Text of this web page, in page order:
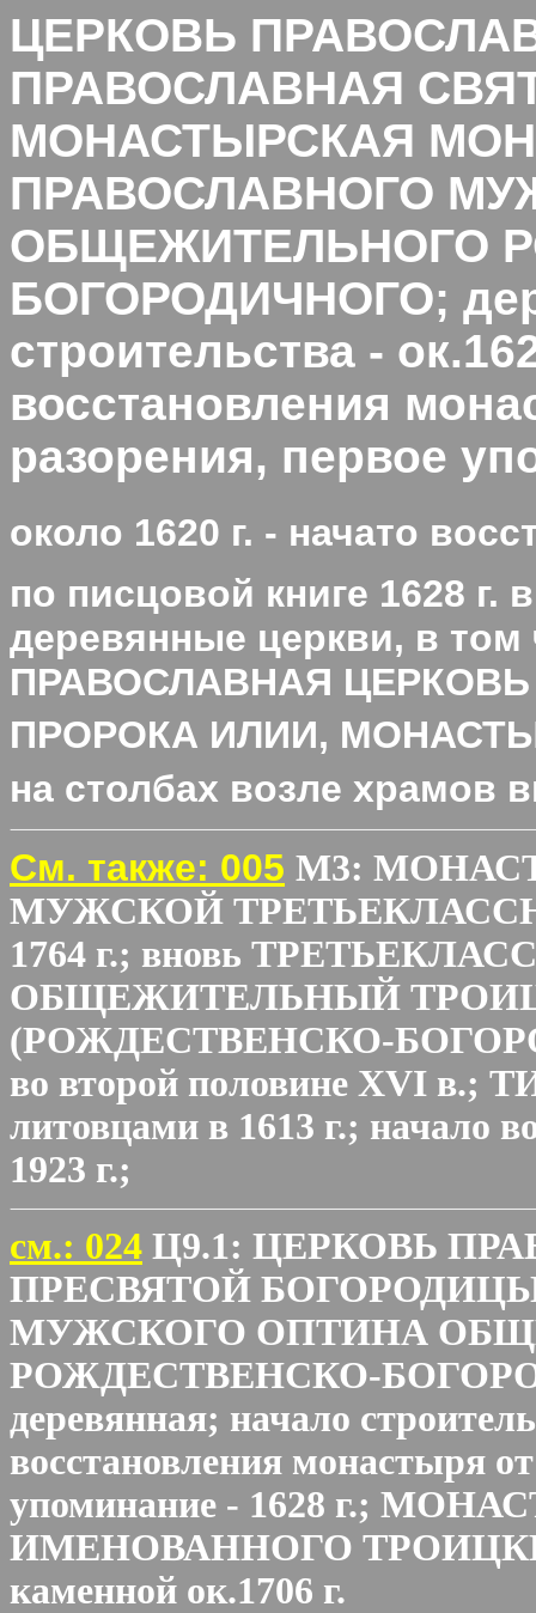
ЦЕРКОВЬ
ПРАВОСЛАВНАЯ
МОНАСТЫРСКАЯ
ПРАВОСЛАВНОГО
ОБЩЕЖИТЕЛЬНОГО
БОГОРОДИЧНОГО;
строительства -
восстановления
разорения, первое
около 1620 г. - начато
по писцовой книге 1628
деревянные церкви, в
ПРАВОСЛАВНАЯ
ПРОРОКА ИЛИИ,
на столбах возле храмов
См. также: 005 М3:
МУЖСКОЙ
1764 г.; вновь
ОБЩЕЖИТЕЛЬНЫЙ
(РОЖДЕСТВЕНСКО-
во второй половине XVI в.;
литовцами в 1613 г.; начало
1923 г.;
cм.: 024 Ц9.1: ЦЕРКОВЬ
ПРЕСВЯТОЙ
МУЖСКОГО ОПТИНА
РОЖДЕСТВЕНСКО-
деревянная; начало
восстановления монастыря
упоминание - 1628 г.;
ИМЕНОВАННОГО ТРОИЦКИМ;
каменной ок.1706 г.